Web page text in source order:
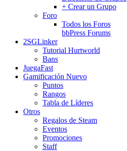
+ Crear un Grupo
Foro
Todos los Foros
bbPress Forums
2SGLinker
Tutorial Hurtworld
Bans
JuegaFast
Gamificación Nuevo
Puntos
Rangos
Tabla de Líderes
Otros
Regalos de Steam
Eventos
Promociones
Staff